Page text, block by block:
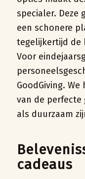
specialer. Deze
een schonere
tegelijkertijd de
Voor
GoodGiving.
van de perfecte
als duurzaam
cadeaus